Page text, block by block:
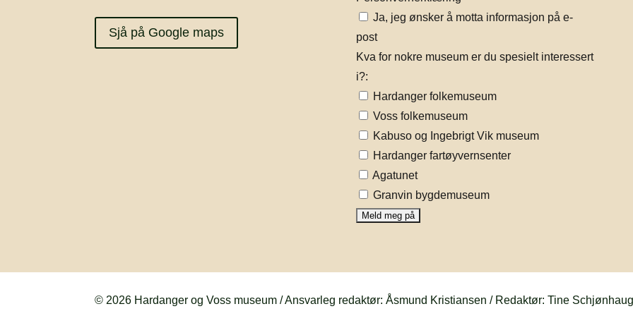
Sjå på Google maps
Ja, jeg ønsker å motta informasjon på e-
post
Kva for nokre museum er du spesielt interessert
i?:
Hardanger folkemuseum
Voss folkemuseum
Kabuso og Ingebrigt Vik museum
Hardanger fartøyvernsenter
Agatunet
Granvin bygdemuseum
© 2026 Hardanger og Voss museum / Ansvarleg redaktør: Åsmund Kristiansen / Redaktør: Tine